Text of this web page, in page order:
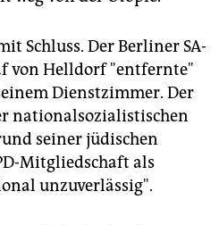
Schluss. Der Berliner SA-
von Helldorf "entfernte"
Dienstzimmer. Der
nationalsozialistischen
seiner jüdischen
Mitgliedschaft als
unzuverlässig".